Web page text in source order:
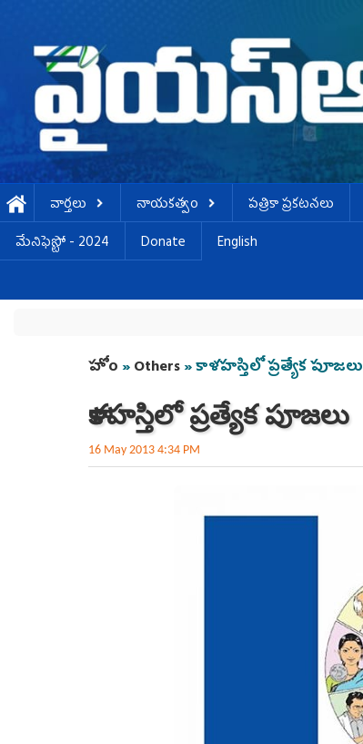
వార్తలు నాయకత్వం పత్రికా ప్రకటనలు
మేనిఫెస్టో - 2024
Donate English
You are here
హోం »Others» కాళహస్తిలో ప్రత్యేక పూజలు
కాళహస్తిలో ప్రత్యేక పూజలు
16 May 2013 4:34 PM